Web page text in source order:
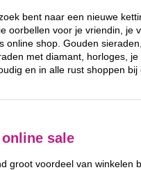
bent naar een nieuwe
oorbellen voor je vriendin, je
online shop. Gouden
met diamant, horloges,
en in alle rust shoppen bij
sale
groot voordeel van winkelen